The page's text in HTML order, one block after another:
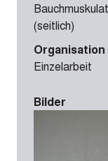
(seitlich)
Organisation
Einzelarbeit
Bilder